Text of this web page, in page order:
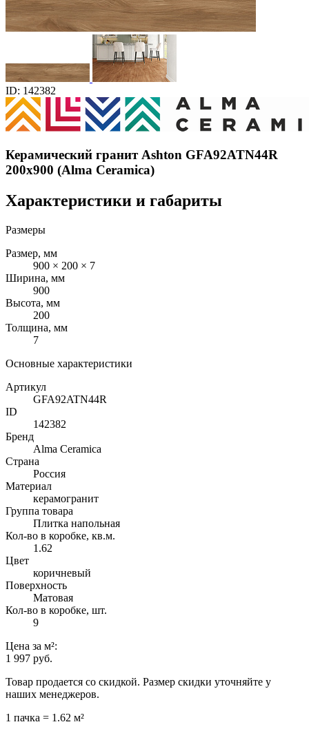
ID: 142382
Керамический гранит Ashton GFA92ATN44R
200x900 (Alma Ceramica)
Характеристики и габариты
Размеры
Размер, мм
900 × 200 × 7
Ширина, мм
900
Высота, мм
200
Толщина, мм
7
Основные характеристики
Артикул
GFA92ATN44R
ID
142382
Бренд
Alma Ceramica
Страна
Россия
Материал
керамогранит
Группа товара
Плитка напольная
Кол-во в коробке, кв.м.
1.62
Цвет
коричневый
Поверхность
Матовая
Кол-во в коробке, шт.
9
Цена за м²:
1 997 руб.
Товар продается со скидкой. Размер скидки уточняйте у
наших менеджеров.
1 пачка = 1.62 м²